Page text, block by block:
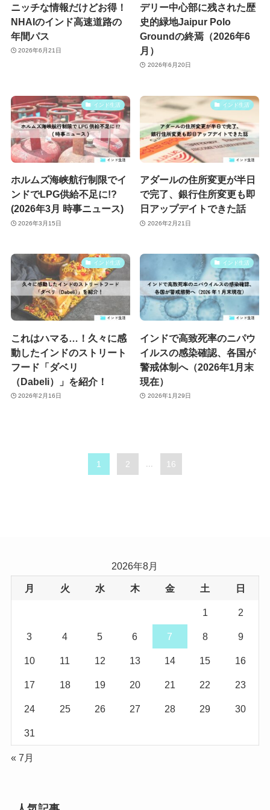
ニッチな情報だけどお得！
NHAIのインド高速道路の
年間パス
2026年6月21日
デリー中心部に残された歴
史的緑地Jaipur Polo
Groundの終焉（2026年6
月）
2026年6月20日
インド生活
ホルムズ海峡航行制限でイ
ンドでLPG供給不足に!?
(2026年3月 時事ニュース)
2026年3月15日
インド生活
アダールの住所変更が半日
で完了、銀行住所変更も即
日アップデイトできた話
2026年2月21日
インド生活
これはハマる…！久々に感
動したインドのストリート
フード「ダベリ
（Dabeli）」を紹介！
2026年2月16日
インド生活
インドで高致死率のニパウ
イルスの感染確認、各国が
警戒体制へ（2026年1月末
現在）
2026年1月29日
1 2 ... 16
2026年8月
月 火 水 木 金 土 日
1 2
3 4 5 6 7 8 9
10 11 12 13 14 15 16
17 18 19 20 21 22 23
24 25 26 27 28 29 30
31
« 7月